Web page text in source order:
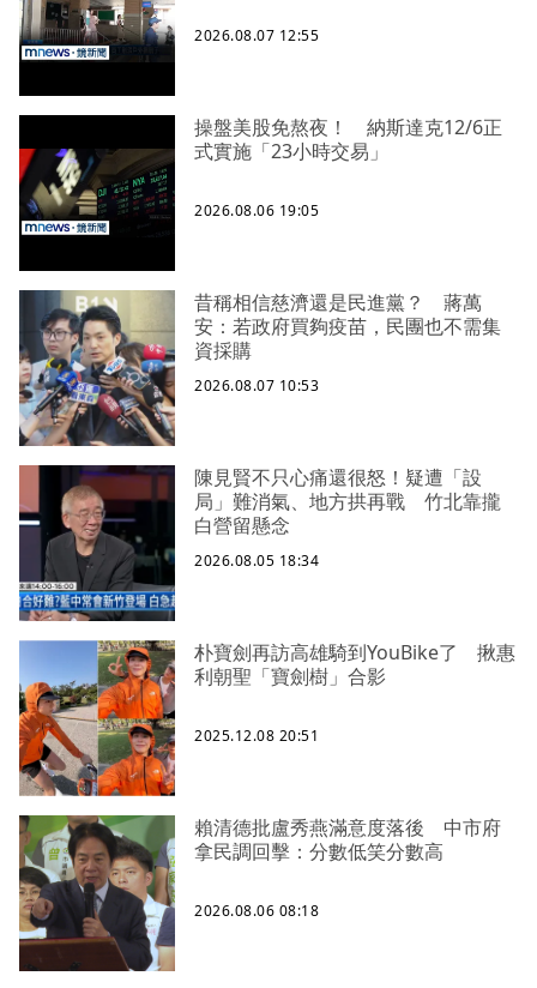
2026.08.07 12:55
操盤美股免熬夜！ 納斯達克12/6正
式實施「23小時交易」
2026.08.06 19:05
昔稱相信慈濟還是民進黨？ 蔣萬
安：若政府買夠疫苗，民團也不需集
資採購
2026.08.07 10:53
陳見賢不只心痛還很怒！疑遭「設
局」難消氣、地方拱再戰 竹北靠攏
白營留懸念
2026.08.05 18:34
朴寶劍再訪高雄騎到YouBike了 揪惠
利朝聖「寶劍樹」合影
2025.12.08 20:51
賴清德批盧秀燕滿意度落後 中市府
拿民調回擊：分數低笑分數高
2026.08.06 08:18